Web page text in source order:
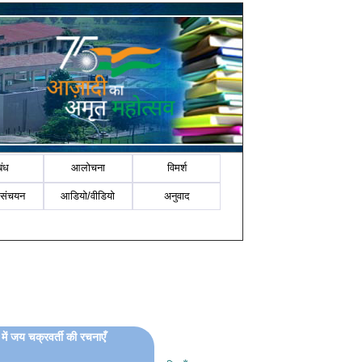
आलोचना विमर्श
आडियो/वीडियो अनुवाद
जय चक्रवर्ती की रचनाएँ